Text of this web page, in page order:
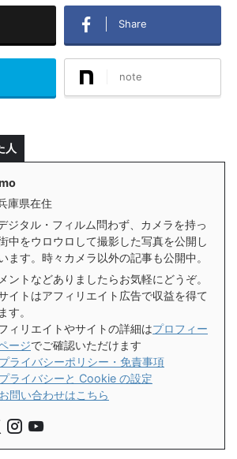
Share
note
人
庫県在住
ジタル・フィルム問わず、カメラを持っ
中をウロウロして撮影した写真を公開し
ます。時々カメラ以外の記事も公開中。
ントなどありましたらお気軽にどうぞ。
イトはアフィリエイト広告で収益を得て
す。
ィリエイトやサイトの詳細はプロフィー
ージでご確認いただけます
プライバシーポリシー・免責事項
プライバシーと Cookie の設定
お問い合わせはこちら